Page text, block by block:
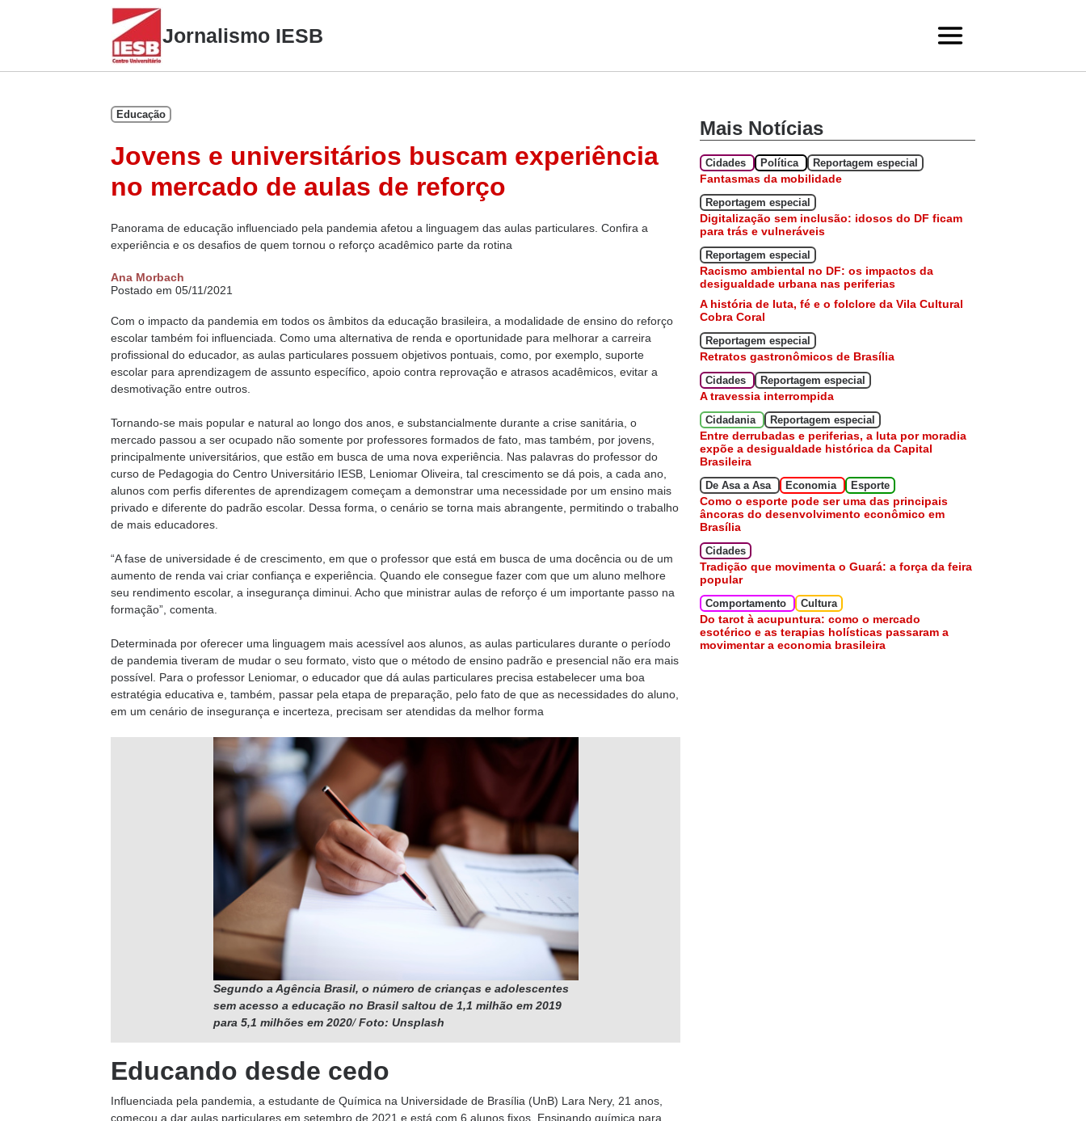
Jornalismo IESB
Educação
Jovens e universitários buscam experiência
no mercado de aulas de reforço
Panorama de educação influenciado pela pandemia afetou a linguagem das aulas particulares. Confira a
experiência e os desafios de quem tornou o reforço acadêmico parte da rotina
Ana Morbach
Postado em 05/11/2021
Com o impacto da pandemia em todos os âmbitos da educação brasileira, a modalidade de ensino do reforço
escolar também foi influenciada. Como uma alternativa de renda e oportunidade para melhorar a carreira
profissional do educador, as aulas particulares possuem objetivos pontuais, como, por exemplo, suporte
escolar para aprendizagem de assunto específico, apoio contra reprovação e atrasos acadêmicos, evitar a
desmotivação entre outros.
Tornando-se mais popular e natural ao longo dos anos, e substancialmente durante a crise sanitária, o
mercado passou a ser ocupado não somente por professores formados de fato, mas também, por jovens,
principalmente universitários, que estão em busca de uma nova experiência. Nas palavras do professor do
curso de Pedagogia do Centro Universitário IESB, Leniomar Oliveira, tal crescimento se dá pois, a cada ano,
alunos com perfis diferentes de aprendizagem começam a demonstrar uma necessidade por um ensino mais
privado e diferente do padrão escolar. Dessa forma, o cenário se torna mais abrangente, permitindo o trabalho
de mais educadores.
“A fase de universidade é de crescimento, em que o professor que está em busca de uma docência ou de um
aumento de renda vai criar confiança e experiência. Quando ele consegue fazer com que um aluno melhore
seu rendimento escolar, a insegurança diminui. Acho que ministrar aulas de reforço é um importante passo na
formação”, comenta.
Determinada por oferecer uma linguagem mais acessível aos alunos, as aulas particulares durante o período
de pandemia tiveram de mudar o seu formato, visto que o método de ensino padrão e presencial não era mais
possível. Para o professor Leniomar, o educador que dá aulas particulares precisa estabelecer uma boa
estratégia educativa e, também, passar pela etapa de preparação, pelo fato de que as necessidades do aluno,
em um cenário de insegurança e incerteza, precisam ser atendidas da melhor forma
Segundo a Agência Brasil, o número de crianças e adolescentes
sem acesso a educação no Brasil saltou de 1,1 milhão em 2019
para 5,1 milhões em 2020/Foto: Unsplash
Educando desde cedo
Influenciada pela pandemia, a estudante de Química na Universidade de Brasília (UnB) Lara Nery, 21 anos,
começou a dar aulas particulares em setembro de 2021 e está com 6 alunos fixos. Ensinando química para
Mais Notícias
Cidades Política Reportagem especial
Fantasmas da mobilidade
Reportagem especial
Digitalização sem inclusão: idosos do DF ficam
para trás e vulneráveis
Reportagem especial
Racismo ambiental no DF: os impactos da
desigualdade urbana nas periferias
A história de luta, fé e o folclore da Vila Cultural
Cobra Coral
Reportagem especial
Retratos gastronômicos de Brasília
Cidades Reportagem especial
A travessia interrompida
Cidadania Reportagem especial
Entre derrubadas e periferias, a luta por moradia
expõe a desigualdade histórica da Capital
Brasileira
De Asa a Asa Economia Esporte
Como o esporte pode ser uma das principais
âncoras do desenvolvimento econômico em
Brasília
Cidades
Tradição que movimenta o Guará: a força da feira
popular
Comportamento Cultura
Do tarot à acupuntura: como o mercado
esotérico e as terapias holísticas passaram a
movimentar a economia brasileira